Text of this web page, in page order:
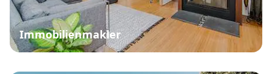
Immobilienmakler